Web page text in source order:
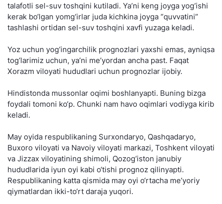
talafotli sel-suv toshqini kutiladi. Ya’ni keng joyga yog‘ishi
kerak bo‘lgan yomg‘irlar juda kichkina joyga “quvvatini”
tashlashi ortidan sel-suv toshqini xavfi yuzaga keladi.
Yoz uchun yog‘ingarchilik prognozlari yaxshi emas, ayniqsa
tog‘larimiz uchun, ya’ni me’yordan ancha past. Faqat
Xorazm viloyati hududlari uchun prognozlar ijobiy.
Hindistonda mussonlar oqimi boshlanyapti. Buning bizga
foydali tomoni ko‘p. Chunki nam havo oqimlari vodiyga kirib
keladi.
May oyida respublikaning Surxondaryo, Qashqadaryo,
Buxoro viloyati va Navoiy viloyati markazi, Toshkent viloyati
va Jizzax viloyatining shimoli, Qozog‘iston janubiy
hududlarida iyun oyi kabi o‘tishi prognoz qilinyapti.
Respublikaning katta qismida may oyi o‘rtacha me’yoriy
qiymatlardan ikki-to‘rt daraja yuqori.